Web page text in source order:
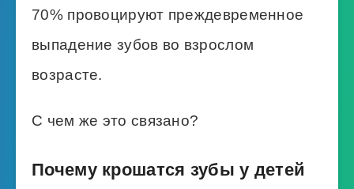
70% провоцируют преждевременное
выпадение зубов во взрослом
возрасте.
С чем же это связано?
Почему крошатся зубы у детей